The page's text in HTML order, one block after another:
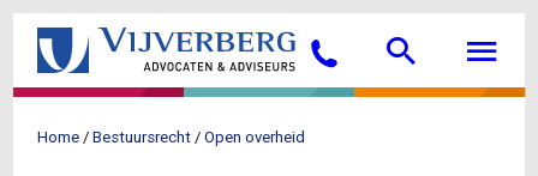
Overslaan
de
gaan
Bellen Search
Home Bestuursrecht Open overheid